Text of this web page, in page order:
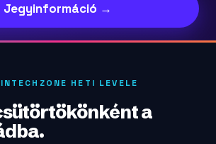
Jegyinformáció →
HETI LEVELE
a